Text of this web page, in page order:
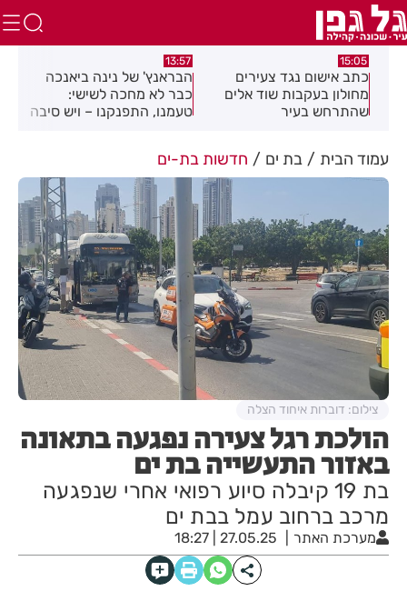
15:05
כתב אישום נגד צעירים
מחולון בעקבות שוד אלים
שהתרחש בעיר
13:57
הבראנץ' של נינה ביאנכה
כבר לא מחכה לשישי:
טעמנו, התפנקנו – ויש סיבה
עמוד הבית בת ים חדשות בת-ים
הולכת רגל צעירה נפגעה בתאונה
באזור התעשייה בת ים
בת 19 קיבלה סיוע רפואי אחרי שנפגעה
מרכב ברחוב עמל בבת ים
מערכת האתר 27.05.25 | 18:27
צילום: דוברות איחוד הצלה